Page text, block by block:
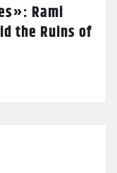
Rami
the Ruins of